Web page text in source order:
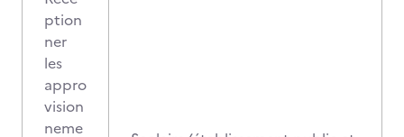
ption
ner
les
appro
vision
neme